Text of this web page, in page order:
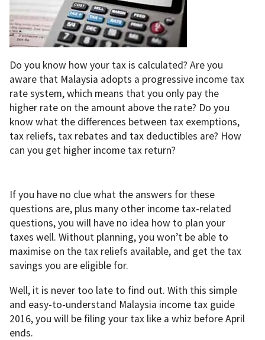
Do you know how your tax is calculated? Are you
aware that Malaysia adopts a progressive income tax
rate system, which means that you only pay the
higher rate on the amount above the rate? Do you
know what the differences between tax exemptions,
tax reliefs, tax rebates and tax deductibles are? How
can you get higher income tax return?
If you have no clue what the answers for these
questions are, plus many other income tax-related
questions, you will have no idea how to plan your
taxes well. Without planning, you won’t be able to
maximise on the tax reliefs available, and get the tax
savings you are eligible for.
Well, it is never too late to find out. With this simple
and easy-to-understand Malaysia income tax guide
2016, you will be filing your tax like a whiz before April
ends.